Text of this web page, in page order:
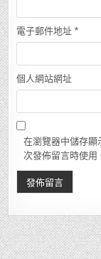
電子郵件地址 *
個人網站網址
在瀏覽器中儲存顯
次發佈留言時使用